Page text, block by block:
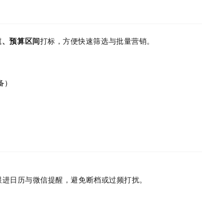
预算区间打标，方便快速筛选与批量营销。
日历与微信提醒，避免断档或过频打扰。